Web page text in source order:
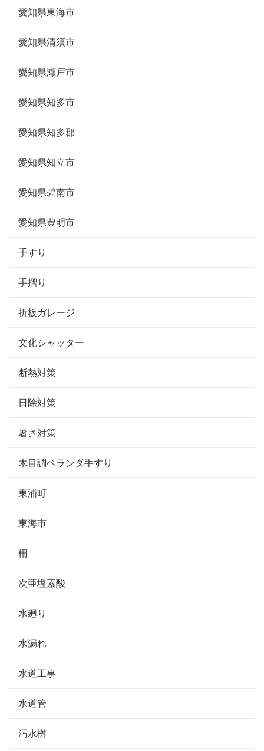
愛知県東海市
愛知県清須市
愛知県瀬戸市
愛知県知多市
愛知県知多郡
愛知県知立市
愛知県碧南市
愛知県豊明市
手すり
手摺り
折板ガレージ
文化シャッター
断熱対策
日除対策
暑さ対策
木目調ベランダ手すり
東浦町
東海市
柵
次亜塩素酸
水廻り
水漏れ
水道工事
水道管
汚水桝